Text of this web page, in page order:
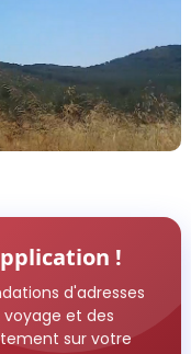
!
d'adresses
et des
sur votre